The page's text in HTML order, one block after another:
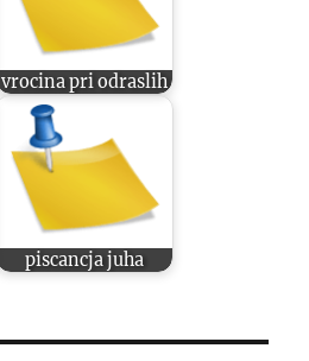
vrocina pri odraslih
piscancja juha